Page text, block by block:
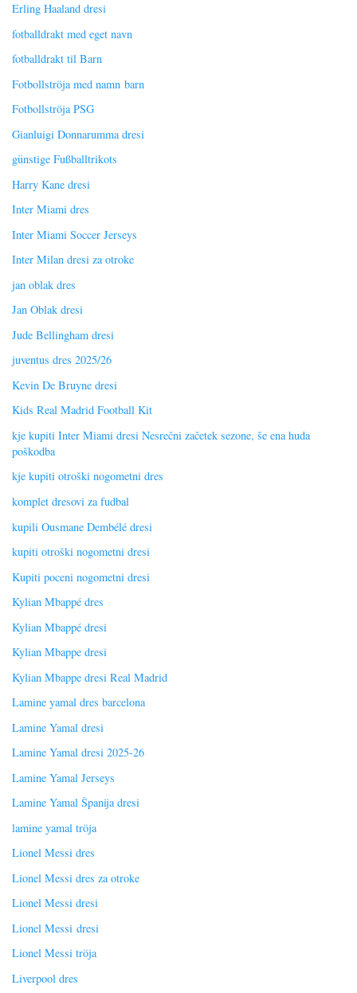
Erling Haaland dresi
fotballdrakt med eget navn
fotballdrakt til Barn
Fotbollströja med namn barn
Fotbollströja PSG
Gianluigi Donnarumma dresi
günstige Fußballtrikots
Harry Kane dresi
Inter Miami dres
Inter Miami Soccer Jerseys
Inter Milan dresi za otroke
jan oblak dres
Jan Oblak dresi
Jude Bellingham dresi
juventus dres 2025/26
Kevin De Bruyne dresi
Kids Real Madrid Football Kit
kje kupiti Inter Miami dresi Nesrečni začetek sezone, še ena huda
poškodba
kje kupiti otroški nogometni dres
komplet dresovi za fudbal
kupili Ousmane Dembélé dresi
kupiti otroški nogometni dresi
Kupiti poceni nogometni dresi
Kylian Mbappé dres
Kylian Mbappé dresi
Kylian Mbappe dresi
Kylian Mbappe dresi Real Madrid
Lamine yamal dres barcelona
Lamine Yamal dresi
Lamine Yamal dresi 2025-26
Lamine Yamal Jerseys
Lamine Yamal Španija dresi
lamine yamal tröja
Lionel Messi dres
Lionel Messi dres za otroke
Lionel Messi dresi
Lionel Messi dresi
Lionel Messi tröja
Liverpool dres